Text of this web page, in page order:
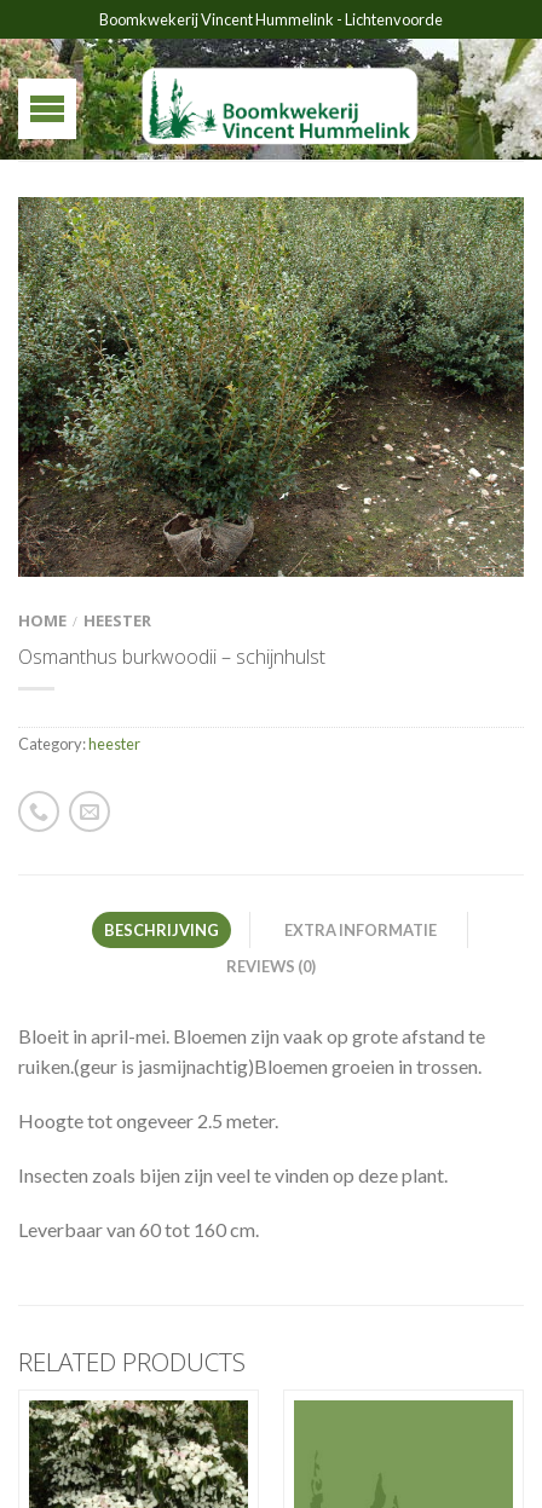
Boomkwekerij Vincent Hummelink - Lichtenvoorde
HOME / HEESTER
Osmanthus burkwoodii – schijnhulst
Category:heester
BESCHRIJVING
EXTRA INFORMATIE
REVIEWS (0)
Bloeit in april-mei. Bloemen zijn vaak op grote afstand te
ruiken.(geur is jasmijnachtig)Bloemen groeien in trossen.
Hoogte tot ongeveer 2.5 meter.
Insecten zoals bijen zijn veel te vinden op deze plant.
Leverbaar van 60 tot 160 cm.
RELATED PRODUCTS